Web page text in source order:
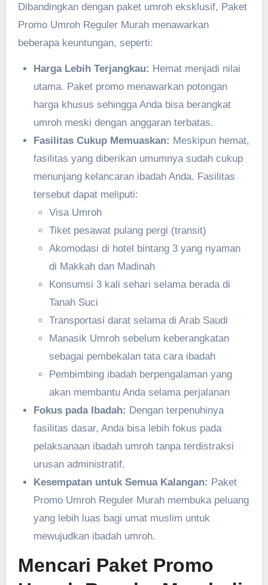
Dibandingkan dengan paket umroh eksklusif, Paket
Promo Umroh Reguler Murah menawarkan
beberapa keuntungan, seperti:
Harga Lebih Terjangkau: Hemat menjadi nilai
utama. Paket promo menawarkan potongan
harga khusus sehingga Anda bisa berangkat
umroh meski dengan anggaran terbatas.
Fasilitas Cukup Memuaskan: Meskipun hemat,
fasilitas yang diberikan umumnya sudah cukup
menunjang kelancaran ibadah Anda. Fasilitas
tersebut dapat meliputi:
Visa Umroh
Tiket pesawat pulang pergi (transit)
Akomodasi di hotel bintang 3 yang nyaman
di Makkah dan Madinah
Konsumsi 3 kali sehari selama berada di
Tanah Suci
Transportasi darat selama di Arab Saudi
Manasik Umroh sebelum keberangkatan
sebagai pembekalan tata cara ibadah
Pembimbing ibadah berpengalaman yang
akan membantu Anda selama perjalanan
Fokus pada Ibadah: Dengan terpenuhinya
fasilitas dasar, Anda bisa lebih fokus pada
pelaksanaan ibadah umroh tanpa terdistraksi
urusan administratif.
Kesempatan untuk Semua Kalangan: Paket
Promo Umroh Reguler Murah membuka peluang
yang lebih luas bagi umat muslim untuk
mewujudkan ibadah umroh.
Mencari Paket Promo